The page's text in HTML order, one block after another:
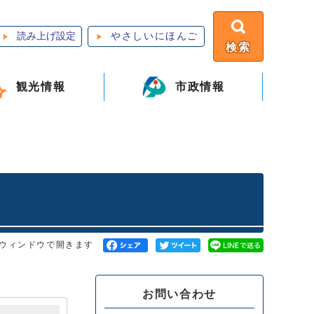
読み上げ設定 やさしいにほんご
検索
観光情報 市政情報
ィンドウで開きます
お問い合わせ